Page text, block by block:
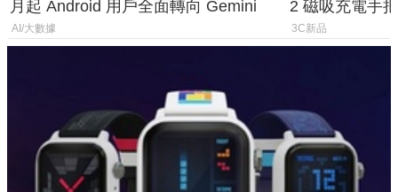
月起 Android 用戶全面轉向 Gemini
AI/大數據
2 磁吸充電手
倍
3C新品